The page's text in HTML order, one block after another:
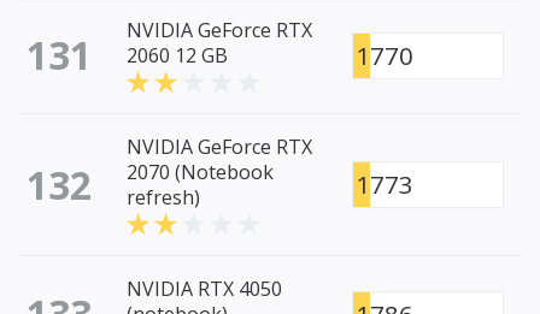
131
NVIDIA GeForce RTX
2060 12 GB
1770
132
NVIDIA GeForce RTX
2070 (Notebook
refresh)
1773
NVIDIA RTX 4050